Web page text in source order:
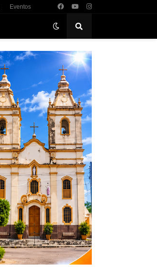
Eventos